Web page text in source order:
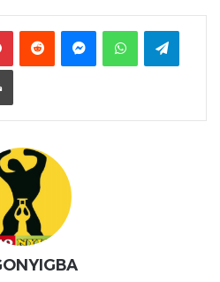
PinterestReddit MessengerWhatsAppTelegram
Imprimer